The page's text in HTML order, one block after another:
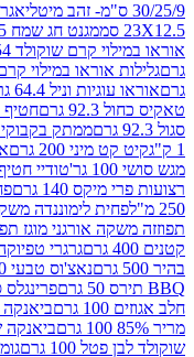
אגרת+ מעטפה
מגנט חג שמח 5*9
אוראו
קרם שוקולד 54 גרם
במילוי קרם וניל 54 גרם
וניל 64.4 גרם
אוראו Space Dunk גליל 110.4 גרם
חטיף טאקיס דרגון
ממתק בקבוקי שעווה 39 גרם
200 גרם
איטריות אורז
טודיי חטיף חלבון קרמל
140 גרם
פחית תפוחחה
לימוננדה משקה אורגני מוגז-
מוגז תפוזי דם ודומדמניות
גרגרי טפיוקה גדולים 400 גרם
נאצ'וס טבעי 50 גרם
נאצ'וס
פרינגלס סין פלפל ופרמזן
ביאנקה שוקולד מריר 72% 100
ביאנקה שוקולד לבן
גרם
גומי לעיסה צבעוני